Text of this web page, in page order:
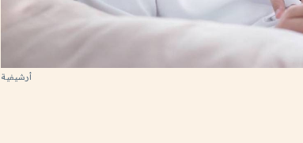
أرشيفية